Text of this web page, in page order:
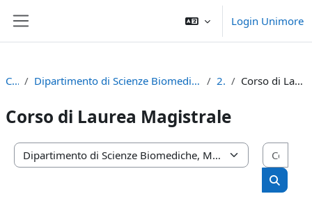
Login Unimore
Corsi Dipartimento di Scienze Biomediche, Metaboliche e Neuroscienze 2022 Corso di Laurea Magistrale
Corso di Laurea Magistrale
Categorie di corso
Cerca